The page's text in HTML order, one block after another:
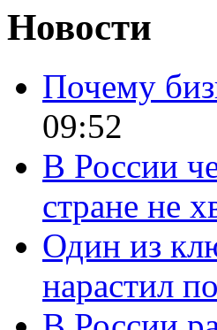
Новости
Почему
09:52
В России
стране не
Один из
нарастил